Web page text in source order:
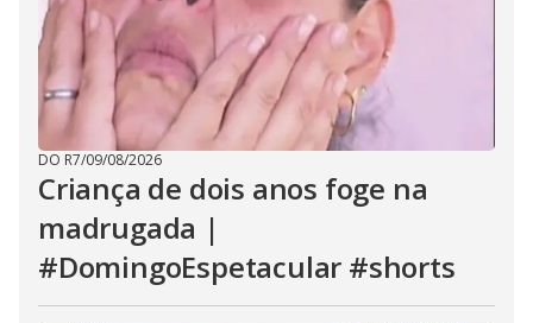
DO R7/09/08/2026
Criança de dois anos foge na
madrugada |
#DomingoEspetacular #shorts